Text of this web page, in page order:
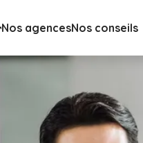
Nos agencesNos conseils